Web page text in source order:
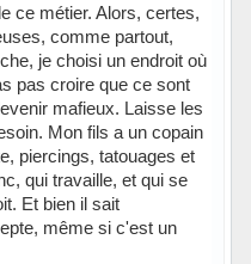
ce métier. Alors, certes,
comme partout,
je choisi un endroit où
pas croire que ce sont
mafieux. Laisse les
Mon fils a un copain
piercings, tatouages et
qui travaille, et qui se
Et bien il sait
même si c'est un